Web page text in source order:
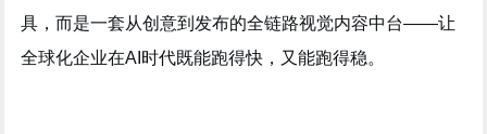
具，而是一套从创意到发布的全链路视觉内容中台——让
全球化企业在AI时代既能跑得快，又能跑得稳。